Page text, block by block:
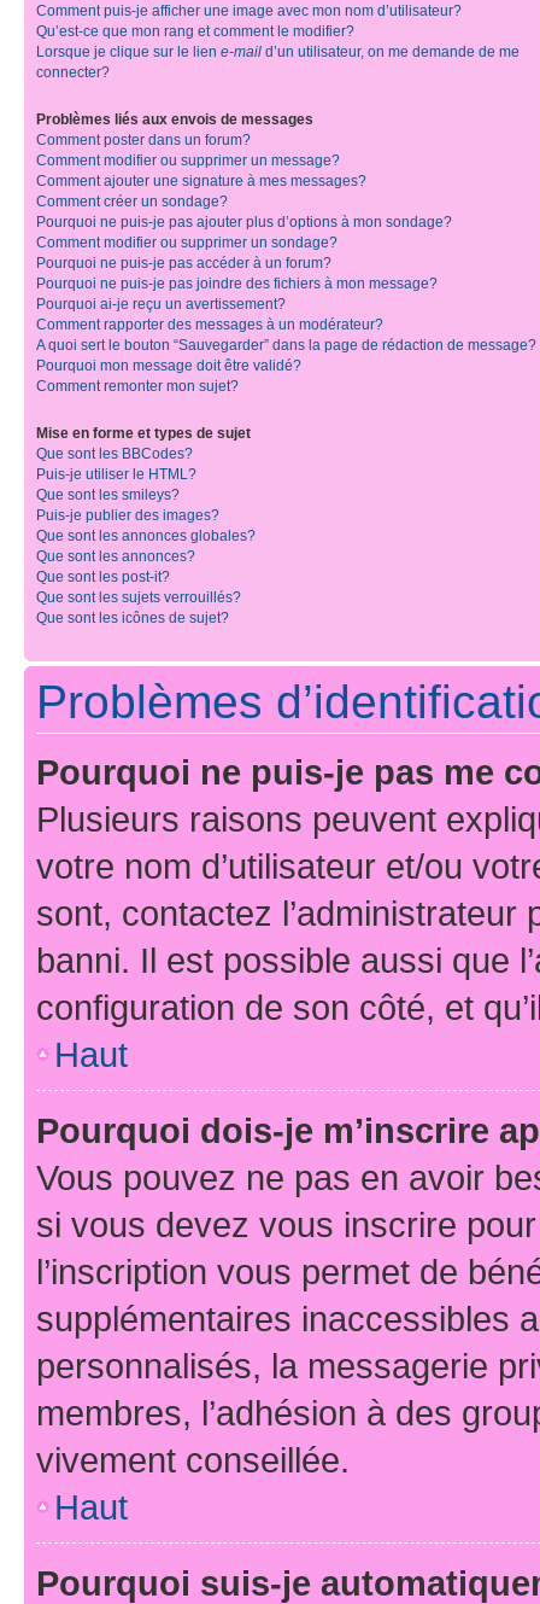
Comment puis-je afficher une image avec mon nom d’utilisateur?
Qu’est-ce que mon rang et comment le modifier?
Lorsque je clique sur le lien e-mail d’un utilisateur, on me demande de me
connecter?
Problèmes liés aux envois de messages
Comment poster dans un forum?
Comment modifier ou supprimer un message?
Comment ajouter une signature à mes messages?
Comment créer un sondage?
Pourquoi ne puis-je pas ajouter plus d’options à mon sondage?
Comment modifier ou supprimer un sondage?
Pourquoi ne puis-je pas accéder à un forum?
Pourquoi ne puis-je pas joindre des fichiers à mon message?
Pourquoi ai-je reçu un avertissement?
Comment rapporter des messages à un modérateur?
A quoi sert le bouton “Sauvegarder” dans la page de rédaction de message?
Pourquoi mon message doit être validé?
Comment remonter mon sujet?
Mise en forme et types de sujet
Que sont les BBCodes?
Puis-je utiliser le HTML?
Que sont les smileys?
Puis-je publier des images?
Que sont les annonces globales?
Que sont les annonces?
Que sont les post-it?
Que sont les sujets verrouillés?
Que sont les icônes de sujet?
Problèmes
Pourquoi ne puis-je pas me
Plusieurs raisons peuvent
votre nom d’utilisateur et/ou
sont, contactez l’administrateur
banni. Il est possible aussi que
configuration de son côté, et
Haut
Pourquoi dois-je m’inscrire
Vous pouvez ne pas en avoir
si vous devez vous inscrire
l’inscription vous permet de
supplémentaires inaccessibles
personnalisés, la messagerie
membres, l’adhésion à des
vivement conseillée.
Haut
Pourquoi suis-je